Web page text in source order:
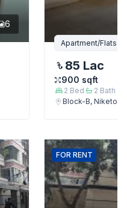
6
Apartment/Flats
85 Lac
900 sqft
2 Bed 2 Bath
Block-B, Niketon
FOR RENT